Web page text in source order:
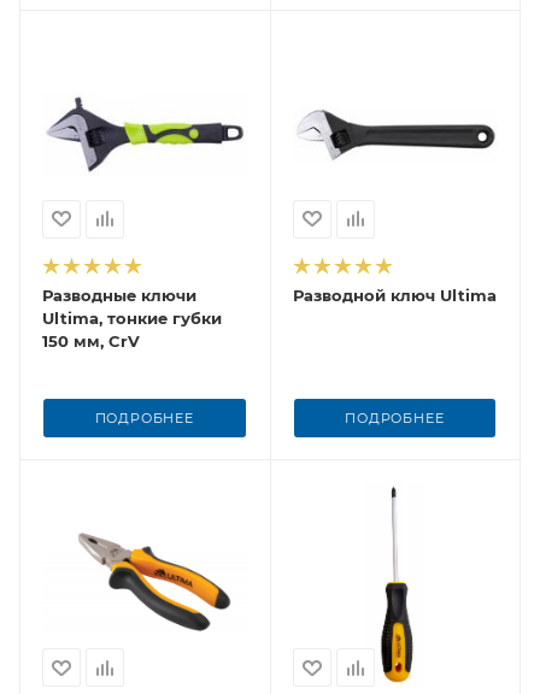
Разводные ключи
Ultima, тонкие губки
150 мм, CrV
ПОДРОБНЕЕ
Разводной ключ Ultima
ПОДРОБНЕЕ